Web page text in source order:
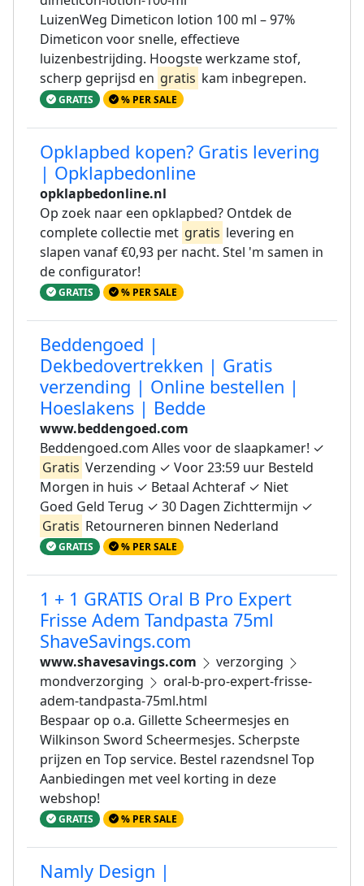
LuizenWeg Dimeticon lotion 100 ml – 97%
Dimeticon voor snelle, effectieve
luizenbestrijding. Hoogste werkzame stof,
scherp geprijsd en gratis kam inbegrepen.
GRATIS % PER SALE
Opklapbed kopen? Gratis levering
| Opklapbedonline
opklapbedonline.nl
Op zoek naar een opklapbed? Ontdek de
complete collectie met gratis levering en
slapen vanaf €0,93 per nacht. Stel 'm samen in
de configurator!
GRATIS % PER SALE
Beddengoed |
Dekbedovertrekken | Gratis
verzending | Online bestellen |
Hoeslakens | Bedde
www.beddengoed.com
Beddengoed.com Alles voor de slaapkamer! ✓
Gratis Verzending ✓ Voor 23:59 uur Besteld
Morgen in huis ✓ Betaal Achteraf ✓ Niet
Goed Geld Terug ✓ 30 Dagen Zichttermijn ✓
Gratis Retourneren binnen Nederland
GRATIS % PER SALE
1 + 1 GRATIS Oral B Pro Expert
Frisse Adem Tandpasta 75ml
ShaveSavings.com
www.shavesavings.com
verzorging
mondverzorging
oral-b-pro-expert-frisse-
adem-tandpasta-75ml.html
Bespaar op o.a. Gillette Scheermesjes en
Wilkinson Sword Scheermesjes. Scherpste
prijzen en Top service. Bestel razendsnel Top
Aanbiedingen met veel korting in deze
webshop!
GRATIS % PER SALE
Namly Design |